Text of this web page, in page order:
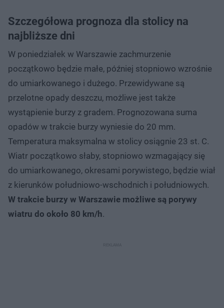
Szczegółowa prognoza dla stolicy na
najbliższe dni
W poniedziałek w Warszawie zachmurzenie
początkowo będzie małe, później stopniowo wzrośnie
do umiarkowanego i dużego. Przewidywane są
przelotne opady deszczu, możliwe jest także
wystąpienie burzy z gradem. Prognozowana suma
opadów w trakcie burzy wyniesie do 20 mm.
Temperatura maksymalna w stolicy osiągnie 23 st. C.
Wiatr początkowo słaby, stopniowo wzmagający się
do umiarkowanego, okresami porywistego, będzie wiał
z kierunków południowo-wschodnich i południowych.
W trakcie burzy w Warszawie możliwe są porywy
wiatru do około 80 km/h.